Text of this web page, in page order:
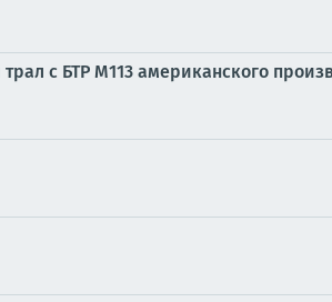
с БТР М113 американского